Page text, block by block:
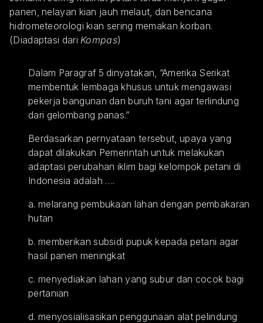
panen, nelayan kian jauh melaut, dan bencana
hidrometeorologi kian sering memakan korban.
(Diadaptasi dari Kompas)
Dalam Paragraf 5 dinyatakan, “Amerika Serikat
membentuk lembaga khusus untuk mengawasi
pekerja bangunan dan buruh tani agar terlindung
dari gelombang panas.”
Berdasarkan pernyataan tersebut, upaya yang
dapat dilakukan Pemerintah untuk melakukan
adaptasi perubahan iklim bagi kelompok petani di
Indonesia adalah ….
a. melarang pembukaan lahan dengan pembakaran
hutan
b. memberikan subsidi pupuk kepada petani agar
hasil panen meningkat
c. menyediakan lahan yang subur dan cocok bagi
pertanian
d. menyosialisasikan penggunaan alat pelindung